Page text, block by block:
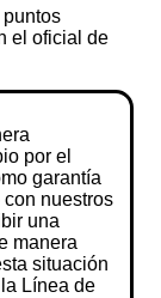
el oficial de
por el
garantía
nuestros
una
manera
situación
Línea de